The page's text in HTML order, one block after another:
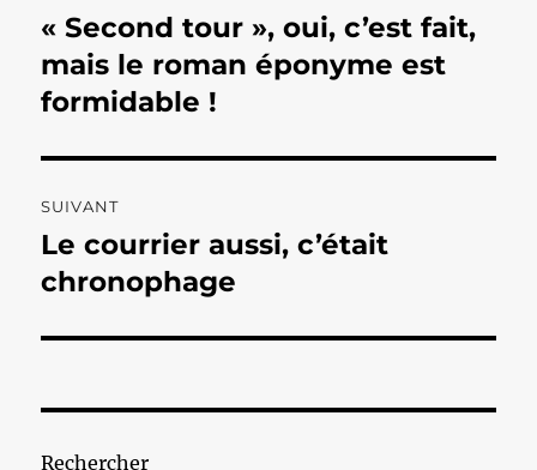
de
l’article
Publication
précédente :
« Second tour », oui, c’est fait,
mais le roman éponyme est
formidable !
SUIVANT
Publication
suivante :
Le courrier aussi, c’était
chronophage
Rechercher